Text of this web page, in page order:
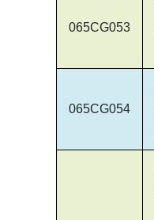
065CG053
065CG054